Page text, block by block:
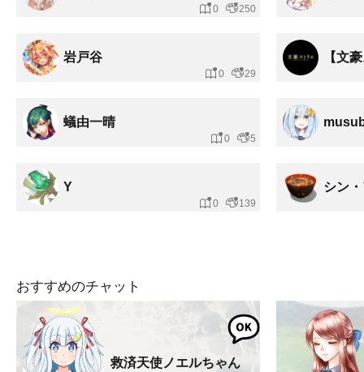
0 250
岩戸谷
0 29
【文
蟻由一晴
0 5
Y
0 139
シン
おすすめのチャット
救済天使ノエルちゃん